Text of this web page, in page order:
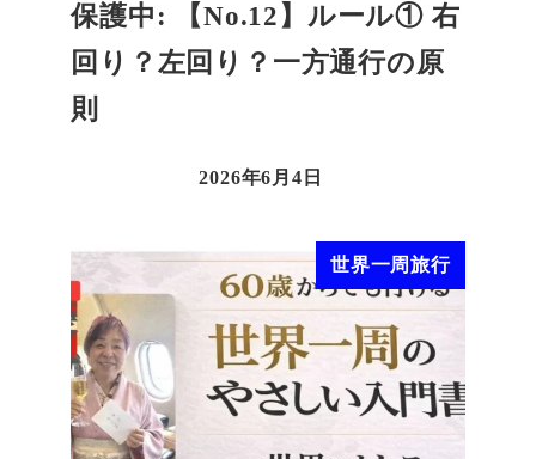
保護中: 【No.12】ルール① 右
回り？左回り？一方通行の原
則
2026年6月4日
世界一周旅行